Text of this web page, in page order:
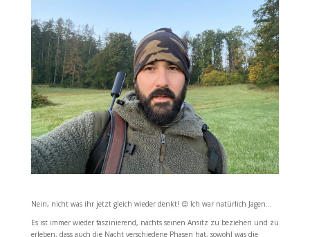
Nein, nicht was ihr jetzt gleich wieder denkt! 😉 Ich war natürlich Jagen…
Es ist immer wieder faszinierend, nachts seinen Ansitz zu beziehen und zu
erleben, dass auch die Nacht verschiedene Phasen hat, sowohl was die